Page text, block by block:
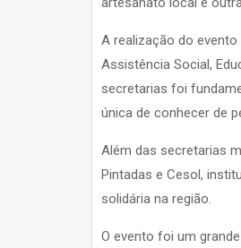
A realização do
Assistência Social,
secretarias foi
única de conhecer de
Além das secretarias
Pintadas e Cesol,
solidária na região.
O evento foi um